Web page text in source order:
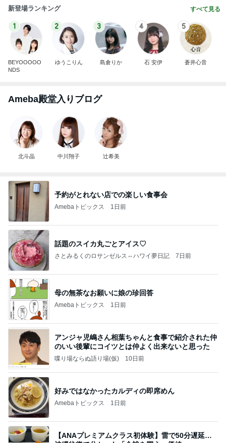
新登場ランキング すべて見る
1
BEYOOOOO
NDS
2
ゆうこりん
3
島倉りか
4
石 安伊
5
蒼井心音
Ameba殿堂入りブログ
北斗晶 中川翔子 辻希美
予約がとれない店での楽しい食事会
Amebaトピックス 1日前
話題のスイカ丸ごとアイス♡
さとみるくのロサンゼルス⇔ハワイ夢日記 7日前
母の無茶なお願いに娘の珍回答
Amebaトピックス 1日前
アンジャ児嶋さん相葉ちゃんと食事で紹介された仲
のいい後輩にコイツとは仲よく出来ないと思った
喋り場ならぬ語り場(仮) 10日前
好みではなかったカルディの即席めん
Amebaトピックス 1日前
【ANAプレミアムクラス初体験】雷で50分遅延…